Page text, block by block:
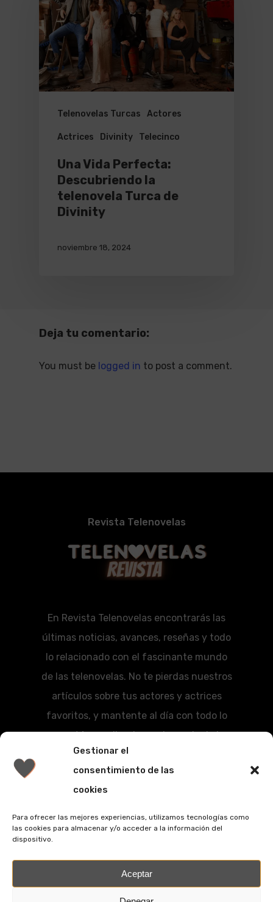
Gestionar el
consentimiento de las
cookies
Para ofrecer las mejores experiencias, utilizamos tecnologías como
las cookies para almacenar y/o acceder a la información del
dispositivo.
Aceptar
Telenovelas Turcas Actores
Actrices Divinity Telecinco
Una Vida Perfecta:
Descubriendo la
telenovela Turca de
Divinity
noviembre 18, 2024
Deja tu comentario:
You must be logged in to post a comment.
Revista Telenovelas
En Revista Telenovelas encontrarás las
últimas noticias, avances, reseñas y todo
lo relacionado con el fascinante mundo
de las telenovelas. No te pierdas nuestros
artículos sobre tus actores y actrices
favoritos, y mantente al día con todo lo
que está sucediendo en el mundo de las
series románticas.
Mail:telenovelasrevista@gmail.com